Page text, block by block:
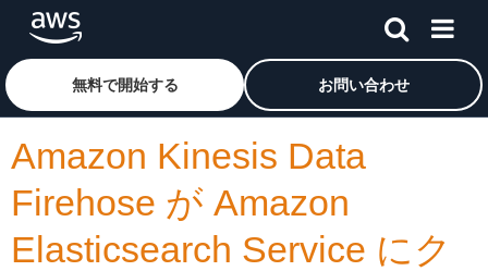
メインコンテンツに移動
アマゾン ウェブ サービスのホームページに戻るには、こ
無料で開始する お問い合わせ
Amazon Kinesis Data
Firehose が Amazon
Elasticsearch Service にク